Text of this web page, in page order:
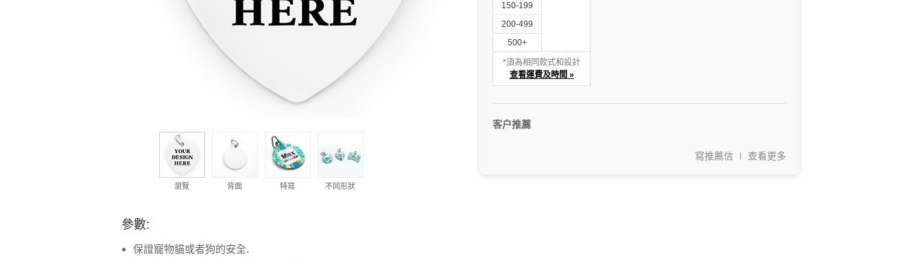
150-199
200-499
500+
*須為相同款式和設計
查看運費及時間 »
客户推薦
寫推薦信 查看更多
瀏覽 背面 特寫 不同形狀
參數:
保證寵物貓或者狗的安全.